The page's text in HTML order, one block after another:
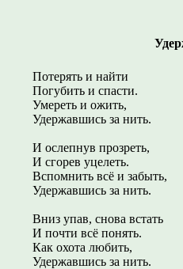
Потерять и найти
Погубить и спасти.
Умереть и ожить,
Удержавшись за нить.
И ослепнув прозреть,
И сгорев уцелеть.
Вспомнить всё и забыть,
Удержавшись за нить.
Вниз упав, снова встать
И почти всё понять.
Как охота любить,
Удержавшись за нить.